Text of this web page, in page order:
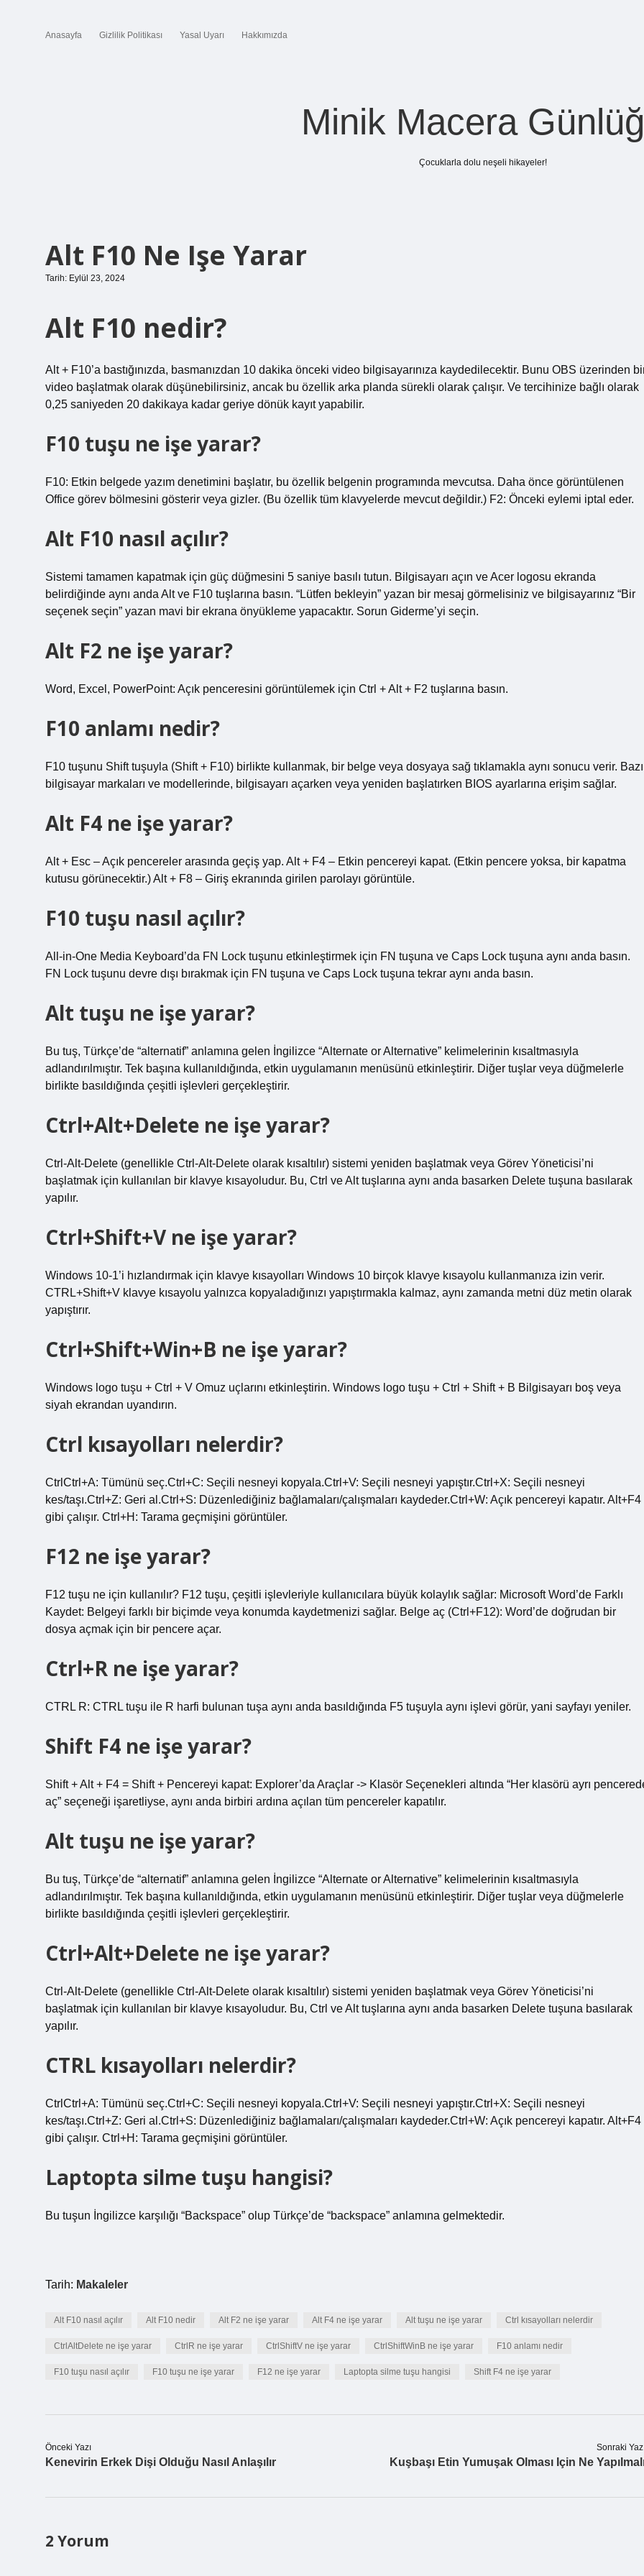
Anasayfa Gizlilik Politikası Yasal Uyarı Hakkımızda
Minik Macera
Çocuklarla dolu neşeli hikayeler!
Alt F10 Ne Işe Yarar
Tarih: Eylül 23, 2024
Alt F10 nedir?
Alt + F10’a bastığınızda, basmanızdan 10 dakika önceki video bilgisayarınıza kaydedilecektir. Bunu OBS üzerinden
video başlatmak olarak düşünebilirsiniz, ancak bu özellik arka planda sürekli olarak çalışır. Ve tercihinize bağlı olarak
0,25 saniyeden 20 dakikaya kadar geriye dönük kayıt yapabilir.
F10 tuşu ne işe yarar?
F10: Etkin belgede yazım denetimini başlatır, bu özellik belgenin programında mevcutsa. Daha önce görüntülenen
Office görev bölmesini gösterir veya gizler. (Bu özellik tüm klavyelerde mevcut değildir.) F2: Önceki eylemi iptal eder.
Alt F10 nasıl açılır?
Sistemi tamamen kapatmak için güç düğmesini 5 saniye basılı tutun. Bilgisayarı açın ve Acer logosu ekranda
belirdiğinde aynı anda Alt ve F10 tuşlarına basın. “Lütfen bekleyin” yazan bir mesaj görmelisiniz ve bilgisayarınız “Bir
seçenek seçin” yazan mavi bir ekrana önyükleme yapacaktır. Sorun Giderme’yi seçin.
Alt F2 ne işe yarar?
Word, Excel, PowerPoint: Açık penceresini görüntülemek için Ctrl + Alt + F2 tuşlarına basın.
F10 anlamı nedir?
F10 tuşunu Shift tuşuyla (Shift + F10) birlikte kullanmak, bir belge veya dosyaya sağ tıklamakla aynı sonucu verir. Bazı
bilgisayar markaları ve modellerinde, bilgisayarı açarken veya yeniden başlatırken BIOS ayarlarına erişim sağlar.
Alt F4 ne işe yarar?
Alt + Esc – Açık pencereler arasında geçiş yap. Alt + F4 – Etkin pencereyi kapat. (Etkin pencere yoksa, bir kapatma
kutusu görünecektir.) Alt + F8 – Giriş ekranında girilen parolayı görüntüle.
F10 tuşu nasıl açılır?
All-in-One Media Keyboard’da FN Lock tuşunu etkinleştirmek için FN tuşuna ve Caps Lock tuşuna aynı anda basın.
FN Lock tuşunu devre dışı bırakmak için FN tuşuna ve Caps Lock tuşuna tekrar aynı anda basın.
Alt tuşu ne işe yarar?
Bu tuş, Türkçe’de “alternatif” anlamına gelen İngilizce “Alternate or Alternative” kelimelerinin kısaltmasıyla
adlandırılmıştır. Tek başına kullanıldığında, etkin uygulamanın menüsünü etkinleştirir. Diğer tuşlar veya düğmelerle
birlikte basıldığında çeşitli işlevleri gerçekleştirir.
Ctrl+Alt+Delete ne işe yarar?
Ctrl-Alt-Delete (genellikle Ctrl-Alt-Delete olarak kısaltılır) sistemi yeniden başlatmak veya Görev Yöneticisi’ni
başlatmak için kullanılan bir klavye kısayoludur. Bu, Ctrl ve Alt tuşlarına aynı anda basarken Delete tuşuna basılarak
yapılır.
Ctrl+Shift+V ne işe yarar?
Windows 10-1’i hızlandırmak için klavye kısayolları Windows 10 birçok klavye kısayolu kullanmanıza izin verir.
CTRL+Shift+V klavye kısayolu yalnızca kopyaladığınızı yapıştırmakla kalmaz, aynı zamanda metni düz metin olarak
yapıştırır.
Ctrl+Shift+Win+B ne işe yarar?
Windows logo tuşu + Ctrl + V Omuz uçlarını etkinleştirin. Windows logo tuşu + Ctrl + Shift + B Bilgisayarı boş veya
siyah ekrandan uyandırın.
Ctrl kısayolları nelerdir?
CtrlCtrl+A: Tümünü seç.Ctrl+C: Seçili nesneyi kopyala.Ctrl+V: Seçili nesneyi yapıştır.Ctrl+X: Seçili nesneyi
kes/taşı.Ctrl+Z: Geri al.Ctrl+S: Düzenlediğiniz bağlamaları/çalışmaları kaydeder.Ctrl+W: Açık pencereyi kapatır. Alt+F4
gibi çalışır. Ctrl+H: Tarama geçmişini görüntüler.
F12 ne işe yarar?
F12 tuşu ne için kullanılır? F12 tuşu, çeşitli işlevleriyle kullanıcılara büyük kolaylık sağlar: Microsoft Word’de Farklı
Kaydet: Belgeyi farklı bir biçimde veya konumda kaydetmenizi sağlar. Belge aç (Ctrl+F12): Word’de doğrudan bir
dosya açmak için bir pencere açar.
Ctrl+R ne işe yarar?
CTRL R: CTRL tuşu ile R harfi bulunan tuşa aynı anda basıldığında F5 tuşuyla aynı işlevi görür, yani sayfayı yeniler.
Shift F4 ne işe yarar?
Shift + Alt + F4 = Shift + Pencereyi kapat: Explorer’da Araçlar -> Klasör Seçenekleri altında “Her klasörü ayrı
aç” seçeneği işaretliyse, aynı anda birbiri ardına açılan tüm pencereler kapatılır.
Alt tuşu ne işe yarar?
Bu tuş, Türkçe’de “alternatif” anlamına gelen İngilizce “Alternate or Alternative” kelimelerinin kısaltmasıyla
adlandırılmıştır. Tek başına kullanıldığında, etkin uygulamanın menüsünü etkinleştirir. Diğer tuşlar veya düğmelerle
birlikte basıldığında çeşitli işlevleri gerçekleştirir.
Ctrl+Alt+Delete ne işe yarar?
Ctrl-Alt-Delete (genellikle Ctrl-Alt-Delete olarak kısaltılır) sistemi yeniden başlatmak veya Görev Yöneticisi’ni
başlatmak için kullanılan bir klavye kısayoludur. Bu, Ctrl ve Alt tuşlarına aynı anda basarken Delete tuşuna basılarak
yapılır.
CTRL kısayolları nelerdir?
CtrlCtrl+A: Tümünü seç.Ctrl+C: Seçili nesneyi kopyala.Ctrl+V: Seçili nesneyi yapıştır.Ctrl+X: Seçili nesneyi
kes/taşı.Ctrl+Z: Geri al.Ctrl+S: Düzenlediğiniz bağlamaları/çalışmaları kaydeder.Ctrl+W: Açık pencereyi kapatır. Alt+F4
gibi çalışır. Ctrl+H: Tarama geçmişini görüntüler.
Laptopta silme tuşu hangisi?
Bu tuşun İngilizce karşılığı “Backspace” olup Türkçe’de “backspace” anlamına gelmektedir.
Tarih: Makaleler
Alt F10 nasıl açılır Alt F10 nedir Alt F2 ne işe yarar Alt F4 ne işe yarar Alt tuşu ne işe yarar Ctrl kısayolları nelerdir
CtrlAltDelete ne işe yarar CtrlR ne işe yarar CtrlShiftV ne işe yarar CtrlShiftWinB ne işe yarar F10 anlamı nedir
F10 tuşu nasıl açılır F10 tuşu ne işe yarar F12 ne işe yarar Laptopta silme tuşu hangisi Shift F4 ne işe yarar
Önceki Yazı
Kenevirin Erkek Dişi Olduğu Nasıl Anlaşılır
Sonraki
Kuşbaşı Etin Yumuşak Olması Için Ne
2 Yorum